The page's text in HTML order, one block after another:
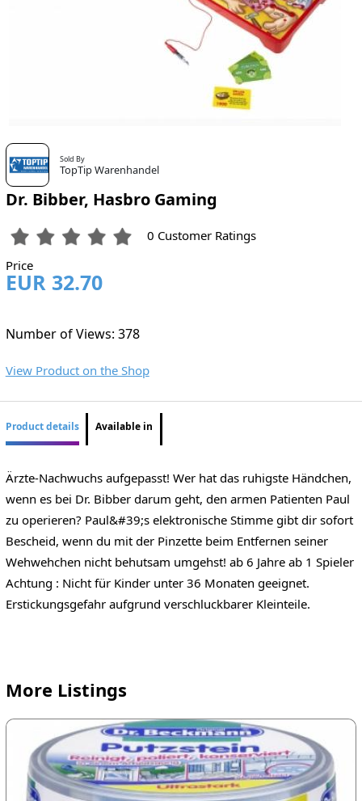
Sold By
TopTip Warenhandel
Dr. Bibber, Hasbro Gaming
0 Customer Ratings
Price
EUR 32.70
Number of Views: 378
View Product on the Shop
Product details Available in
Ärzte-Nachwuchs aufgepasst! Wer hat das ruhigste Händchen,
wenn es bei Dr. Bibber darum geht, den armen Patienten Paul
zu operieren? Paul&#39;s elektronische Stimme gibt dir sofort
Bescheid, wenn du mit der Pinzette beim Entfernen seiner
Wehwehchen nicht behutsam umgehst! ab 6 Jahre ab 1 Spieler
Achtung : Nicht für Kinder unter 36 Monaten geeignet.
Erstickungsgefahr aufgrund verschluckbarer Kleinteile.
More Listings